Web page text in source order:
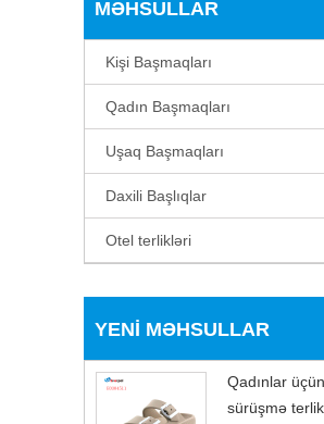
MƏHSULLAR
Kişi Başmaqları
Qadın Başmaqları
Uşaq Başmaqları
Daxili Başlıqlar
Otel terlikləri
YENI MƏHSULLAR
Qadınlar üçün
sürüşmə terlik